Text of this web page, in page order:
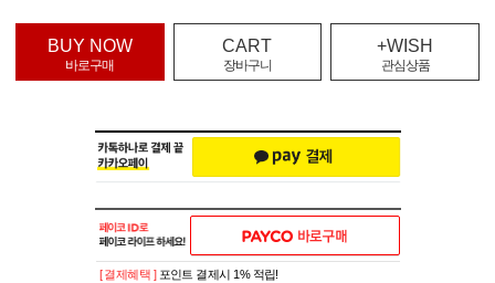
BUY NOW
바로구매
CART
장바구니
+WISH
관심상품
[ 결제혜택 ] 포인트 결제시 1% 적립!